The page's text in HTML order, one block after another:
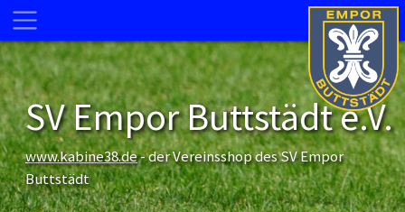
SV Empor Buttstädt e.V.
www.kabine38.de- der Vereinsshop des SV Empor
Buttstädt